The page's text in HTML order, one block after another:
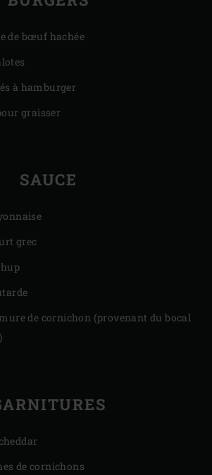
de bœuf hachée
à hamburger
graisser
SAUCE
grec
de cornichon (provenant du bocal
de cornichons